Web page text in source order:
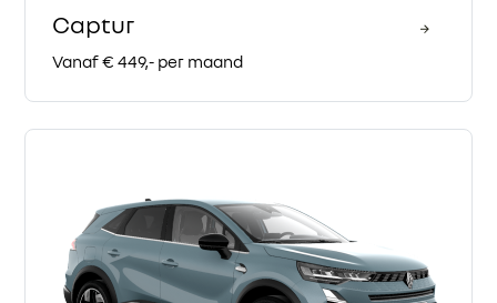
Captur
Vanaf € 449,- per maand